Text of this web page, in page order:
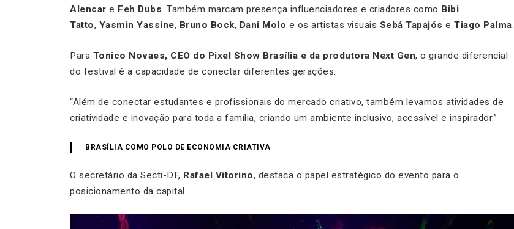
Alencar e Feh Dubs. Também marcam presença influenciadores e criadores como Bibi
Tatto, Yasmin Yassine, Bruno Bock, Dani Molo e os artistas visuais Sebá Tapajós e Tiago Palma.
Para Tonico Novaes, CEO do Pixel Show Brasília e da produtora Next Gen, o grande diferencial
do festival é a capacidade de conectar diferentes gerações.
“Além de conectar estudantes e profissionais do mercado criativo, também levamos atividades de
criatividade e inovação para toda a família, criando um ambiente inclusivo, acessível e inspirador.”
BRASÍLIA COMO POLO DE ECONOMIA CRIATIVA
O secretário da Secti-DF, Rafael Vitorino, destaca o papel estratégico do evento para o
posicionamento da capital.